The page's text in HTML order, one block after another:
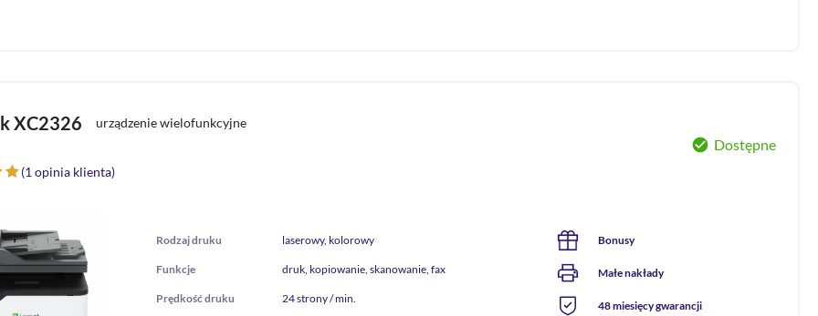
XC2326 urządzenie wielofunkcyjne
Dostępne
(1 opinia klienta)
Rodzaj druku laserowy, kolorowy
Funkcje druk, kopiowanie, skanowanie, fax
Prędkość druku 24 strony / min.
Bonusy
Małe nakłady
48 miesięcy gwarancji